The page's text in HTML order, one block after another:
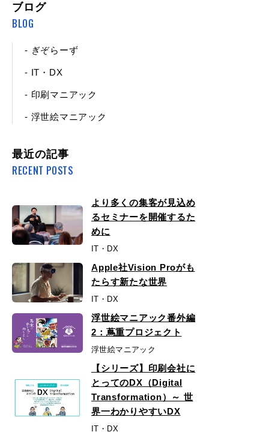
ブログ
BLOG
- ぎぞらーず
- IT・DX
- 印刷マニアック
- 浮世絵マニアック
最近の記事
RECENT POSTS
より多くの集客が見込め
るセミナーを開催するた
めに
IT・DX
Apple社Vision Proがも
たらす新たな世界
IT・DX
浮世絵マニアック番外編
2：蔦重プロジェクト
浮世絵マニアック
【シリーズ】印刷会社に
とってのDX（Digital
Transformation）～ 世
界一わかりやすいDX
IT・DX